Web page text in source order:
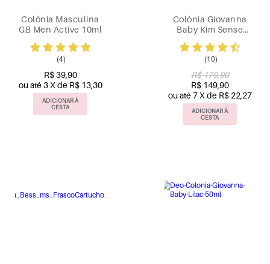
Colônia Masculina
GB Men Active 10ml
(4)
R$ 39,90
ou até 3 X de R$ 13,30
ADICIONAR À
CESTA
Colônia Giovanna
Baby Kim Sense
(10)
R$ 179,90
R$ 149,90
ou até 7 X de R$ 22,27
ADICIONAR À
CESTA